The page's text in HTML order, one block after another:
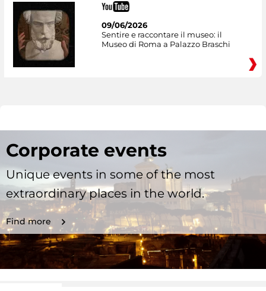
09/06/2026
Sentire e raccontare il museo: il
Museo di Roma a Palazzo Braschi
Corporate events
Unique events in some of the most
extraordinary places in the world.
Find more